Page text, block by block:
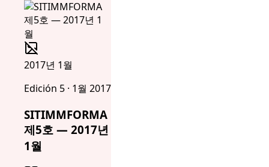
2017년 1월
Edición 5 · 1월 2017
SITIMMFORMA
제5호 — 2017년
1월